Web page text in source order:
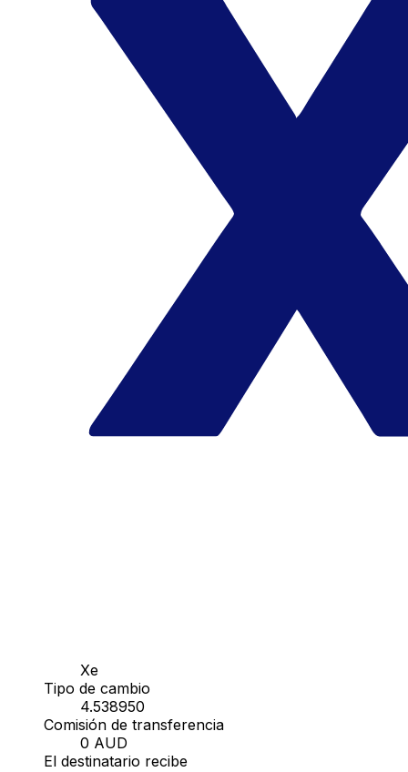
Xe
Tipo de cambio
4.538950
Comisión de transferencia
0 AUD
El destinatario recibe